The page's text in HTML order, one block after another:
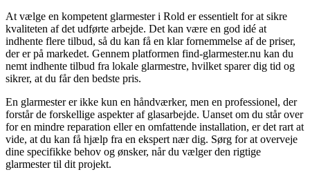
At vælge en kompetent glarmester i Rold er essentielt for at sikre
kvaliteten af det udførte arbejde. Det kan være en god idé at
indhente flere tilbud, så du kan få en klar fornemmelse af de priser,
der er på markedet. Gennem platformen find-glarmester.nu kan du
nemt indhente tilbud fra lokale glarmestre, hvilket sparer dig tid og
sikrer, at du får den bedste pris.
En glarmester er ikke kun en håndværker, men en professionel, der
forstår de forskellige aspekter af glasarbejde. Uanset om du står over
for en mindre reparation eller en omfattende installation, er det rart at
vide, at du kan få hjælp fra en ekspert nær dig. Sørg for at overveje
dine specifikke behov og ønsker, når du vælger den rigtige
glarmester til dit projekt.